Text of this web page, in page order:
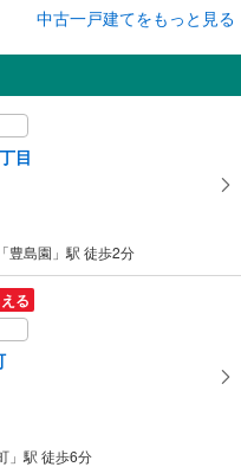
目
」駅 徒歩8分
中古一戸建てをもっと見る
目
豊島園」駅 徒歩2分
る
」駅 徒歩6分